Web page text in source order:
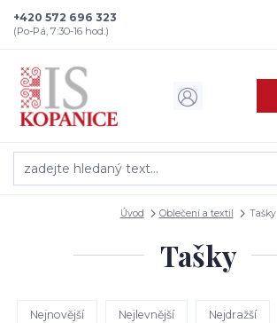
+420 572 696 323
(Po-Pá, 7:30-16 hod.)
Úvod Oblečení a textil Tašky
Tašky
Nejnovější Nejlevnější Nejdražší